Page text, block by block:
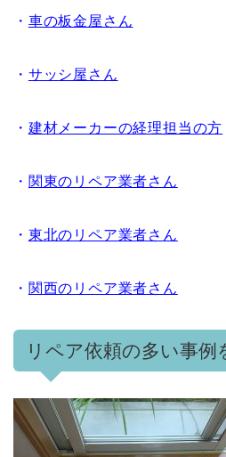
・ 車の板金屋さん
・ サッシ屋さん
・ 建材メーカーの経理担当の方
・ 関東のリペア業者さん
・ 東北のリペア業者さん
・ 関西のリペア業者さん
リペア依頼の多い事例